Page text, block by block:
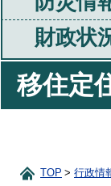
財政状
移住定
TOP 行政情